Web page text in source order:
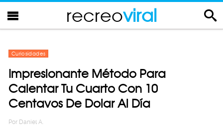
recreoviral
Curiosidades
Impresionante Método Para
Calentar Tu Cuarto Con 10
Centavos De Dolar Al Día
Por Daniel A.